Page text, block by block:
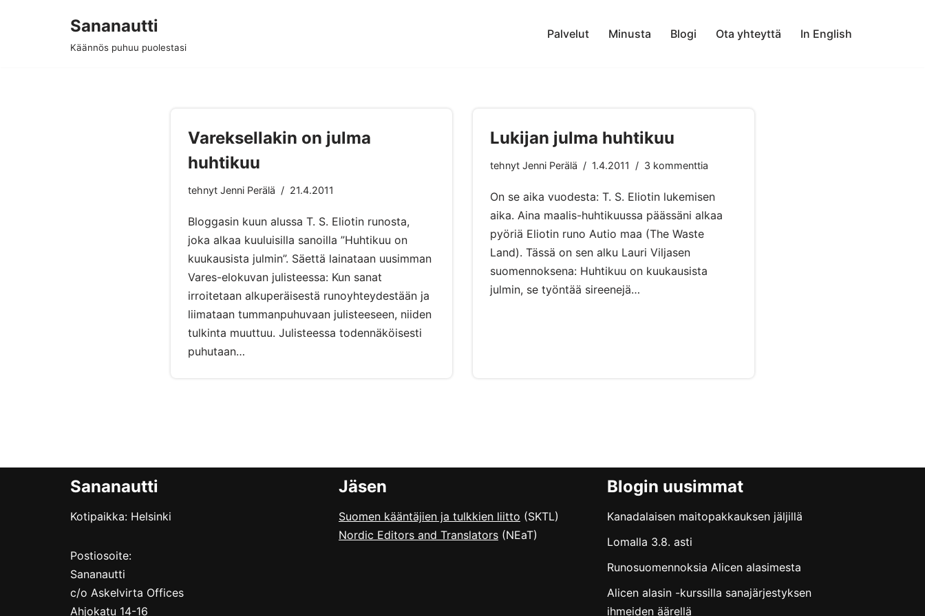
Sananautti
Käännös puhuu puolestasi
Palvelut Minusta Blogi Ota yhteyttä In English
Vareksellakin on julma
huhtikuu
tehnytJenni Perälä 21.4.2011
Bloggasin kuun alussa T. S. Eliotin runosta,
joka alkaa kuuluisilla sanoilla ”Huhtikuu on
kuukausista julmin”. Säettä lainataan uusimman
Vares-elokuvan julisteessa: Kun sanat
irroitetaan alkuperäisestä runoyhteydestään ja
liimataan tummanpuhuvaan julisteeseen, niiden
tulkinta muuttuu. Julisteessa todennäköisesti
puhutaan…
Lukijan julma huhtikuu
tehnyt Jenni Perälä 1.4.2011 3 kommenttia
On se aika vuodesta: T. S. Eliotin lukemisen
aika. Aina maalis-huhtikuussa päässäni alkaa
pyöriä Eliotin runo Autio maa (The Waste
Land). Tässä on sen alku Lauri Viljasen
suomennoksena: Huhtikuu on kuukausista
julmin, se työntää sireenejä…
Sananautti
Kotipaikka: Helsinki
Postiosoite:
Sananautti
c/o Askelvirta Offices
Ahjokatu 14-16
Jäsen
Suomen kääntäjien ja tulkkien liitto (SKTL)
Nordic Editors and Translators (NEaT)
Blogin uusimmat
Kanadalaisen maitopakkauksen jäljillä
Lomalla 3.8. asti
Runosuomennoksia Alicen alasimesta
Alicen alasin -kurssilla sanajärjestyksen
ihmeiden äärellä